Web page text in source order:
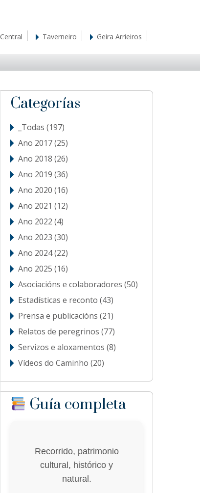
Central Taverneiro Geira Arrieiros
sidebar
Blog
Sidebar
Categorías
_Todas (197)
Ano 2017(25)
Ano 2018 (26)
Ano 2019 (36)
Ano 2020 (16)
Ano 2021 (12)
Ano 2022 (4)
Ano 2023 (30)
Ano 2024(22)
Ano 2025 (16)
Asociacións e colaboradores (50)
Estadísticas e reconto (43)
Prensa e publicacións (21)
Relatos de peregrinos (77)
Servizos e aloxamentos (8)
Vídeos do Caminho (20)
Guía completa
Recorrido, patrimonio
cultural, histórico y
natural.